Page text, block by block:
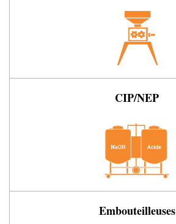
CIP/NEP
Embouteilleuses